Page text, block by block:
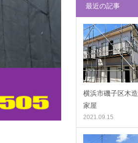
最近の記事
横浜市磯子区木造
家屋
2021.09.15